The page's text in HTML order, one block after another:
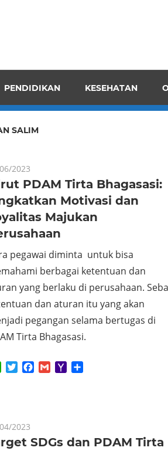
PENDIDIKAN KESEHATAN
SALIM
2023
PDAM Tirta Bhagasasi:
Motivasi dan
Majukan
pegawai diminta untuk bisa
berbagai ketentuan dan
yang berlaku di perusahaan.
dan aturan itu yang akan
pegangan selama bertugas di
Tirta Bhagasasi.
WhatsApp
TwitterFacebook
GmailYahoo
2023
SDGs dan PDAM Tirta